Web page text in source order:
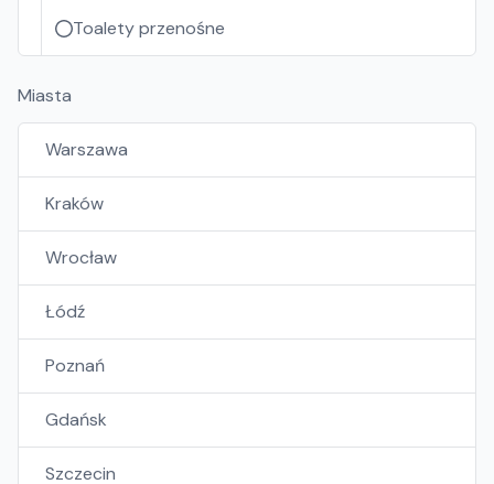
Toalety przenośne
Miasta
Warszawa
Kraków
Wrocław
Łódź
Poznań
Gdańsk
Szczecin